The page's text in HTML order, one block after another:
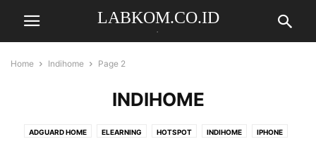
LABKOM.CO.ID
Home Indihome Page 2
INDIHOME
ADGUARD HOME ELEARNING HOTSPOT INDIHOME IPHONE